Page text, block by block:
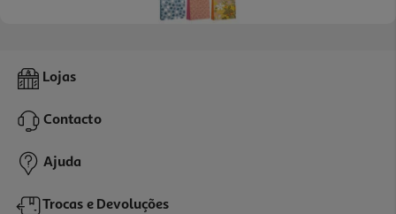
Saco Para Presente Auchan Tamanho L Modelos Sortidos
2,29 €
Lojas
Contacto
Ajuda
Trocas e Devoluções